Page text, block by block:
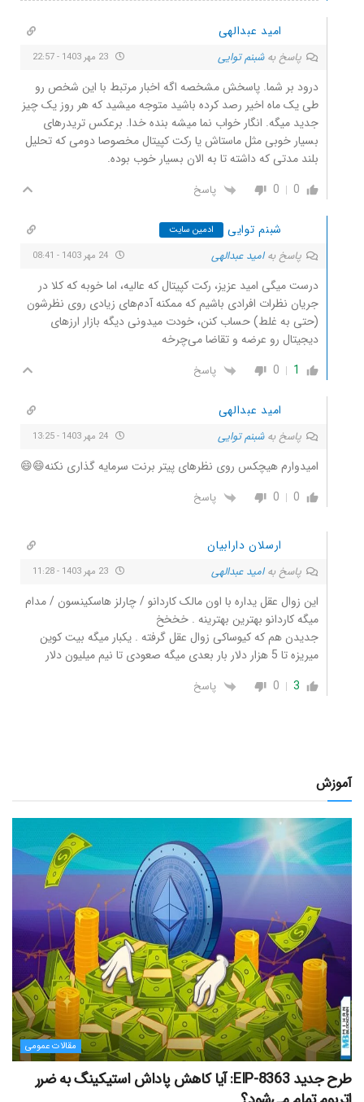
امید عبدالهی
پاسخ بهشبنم توایی
درود بر شما. پاسخش مشخصه اگه اخبار مرتبط با این شخص رو
طی یک ماه اخیر رصد کرده باشید متوجه میشید که هر روز یک چیز
جدید میگه. انگار خواب نما میشه بنده خدا. برعکس تریدرهای
بسیار خوبی مثل ماستاش یا رکت کپیتال مخصوصا دومی که تحلیل
بلند مدتی که داشته تا به الان بسیار خوب بوده.
0
0 پاسخ
شبنم توایی ادمین سایت
پاسخ بهامید عبدالهی
درست میگی امید عزیز، رکت کپیتال که عالیه، اما خوبه که کلا در
جریان نظرات افرادی باشیم که ممکنه آدم‌های زیادی روی نظرشون
(حتی به غلط) حساب کنن، خودت میدونی دیگه بازار ارزهای
دیجیتال رو عرضه و تقاضا می‌چرخه
1
0 پاسخ
امید عبدالهی
پاسخ بهشبنم توایی
امیدوارم هیچکس روی نظرهای پیتر برنت سرمایه گذاری نکنه😄😄
0
0 پاسخ
ارسلان دارابیان
پاسخ بهامید عبدالهی
این زوال عقل یداره با اون مالک کاردانو / چارلز هاسکینسون / مدام
میگه کاردانو بهترین بهترینه . خخخخ
جدیدن هم که کیوساکی زوال عقل گرفته . یکبار میگه بیت کوین
میریزه تا 5 هزار دلار بار بعدی میگه صعودی تا نیم میلیون دلار
3
0 پاسخ
آموزش
مقالات عمومی
طرح جدید EIP-8363: آیا کاهش پاداش استیکینگ به ضرر